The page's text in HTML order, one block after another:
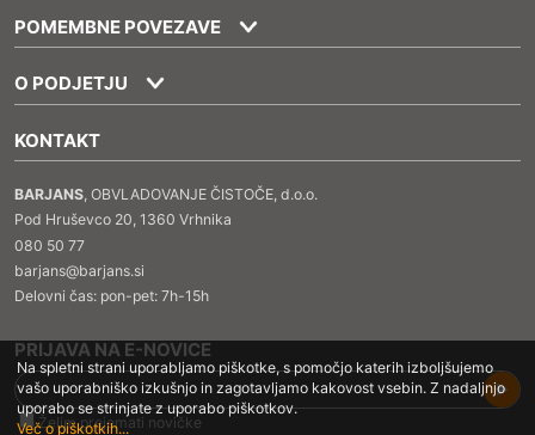
POMEMBNE POVEZAVE
O PODJETJU
KONTAKT
BARJANS, OBVLADOVANJE ČISTOČE, d.o.o.
Pod Hruševco 20, 1360 Vrhnika
080 50 77
barjans@barjans.si
Delovni čas: pon-pet: 7h-15h
PRIJAVA NA E-NOVICE
Želim prejemati novičke
Na spletni strani uporabljamo piškotke, s pomočjo katerih izboljšujemo
vašo uporabniško izkušnjo in zagotavljamo kakovost vsebin. Z nadaljnjo
uporabo se strinjate z uporabo piškotkov.
Več o piškotkih...